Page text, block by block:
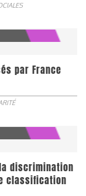
par France
discrimination
classification